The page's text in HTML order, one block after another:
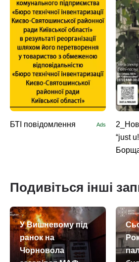
БТІ повідомлення Ads
“just
Подивіться інші
У Вишневому під
ранок на
Чорновола